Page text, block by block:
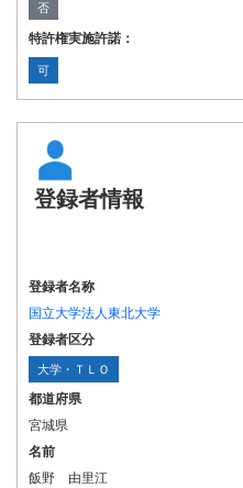
否
特許権実施許諾：
可
登録者情報
登録者名称
国立大学法人東北大学
登録者区分
大学・ＴＬＯ
都道府県
宮城県
名前
飯野 由里江